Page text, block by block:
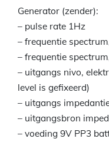
Generator (zender):
– pulse rate 1Hz
– frequentie
– frequentie
– uitgangs nivo,
level is gefixeerd)
– uitgangs
– uitgangsbron
– voeding 9V PP3